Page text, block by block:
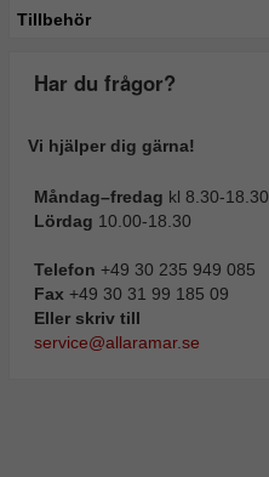
Tillbehör
Har du frågor?
Vi hjälper dig gärna!
Måndag–fredag kl 8.30-18.30
Lördag 10.00-18.30
Telefon +49 30 235 949 085
Fax +49 30 31 99 185 09
Eller skriv till
service@allaramar.se